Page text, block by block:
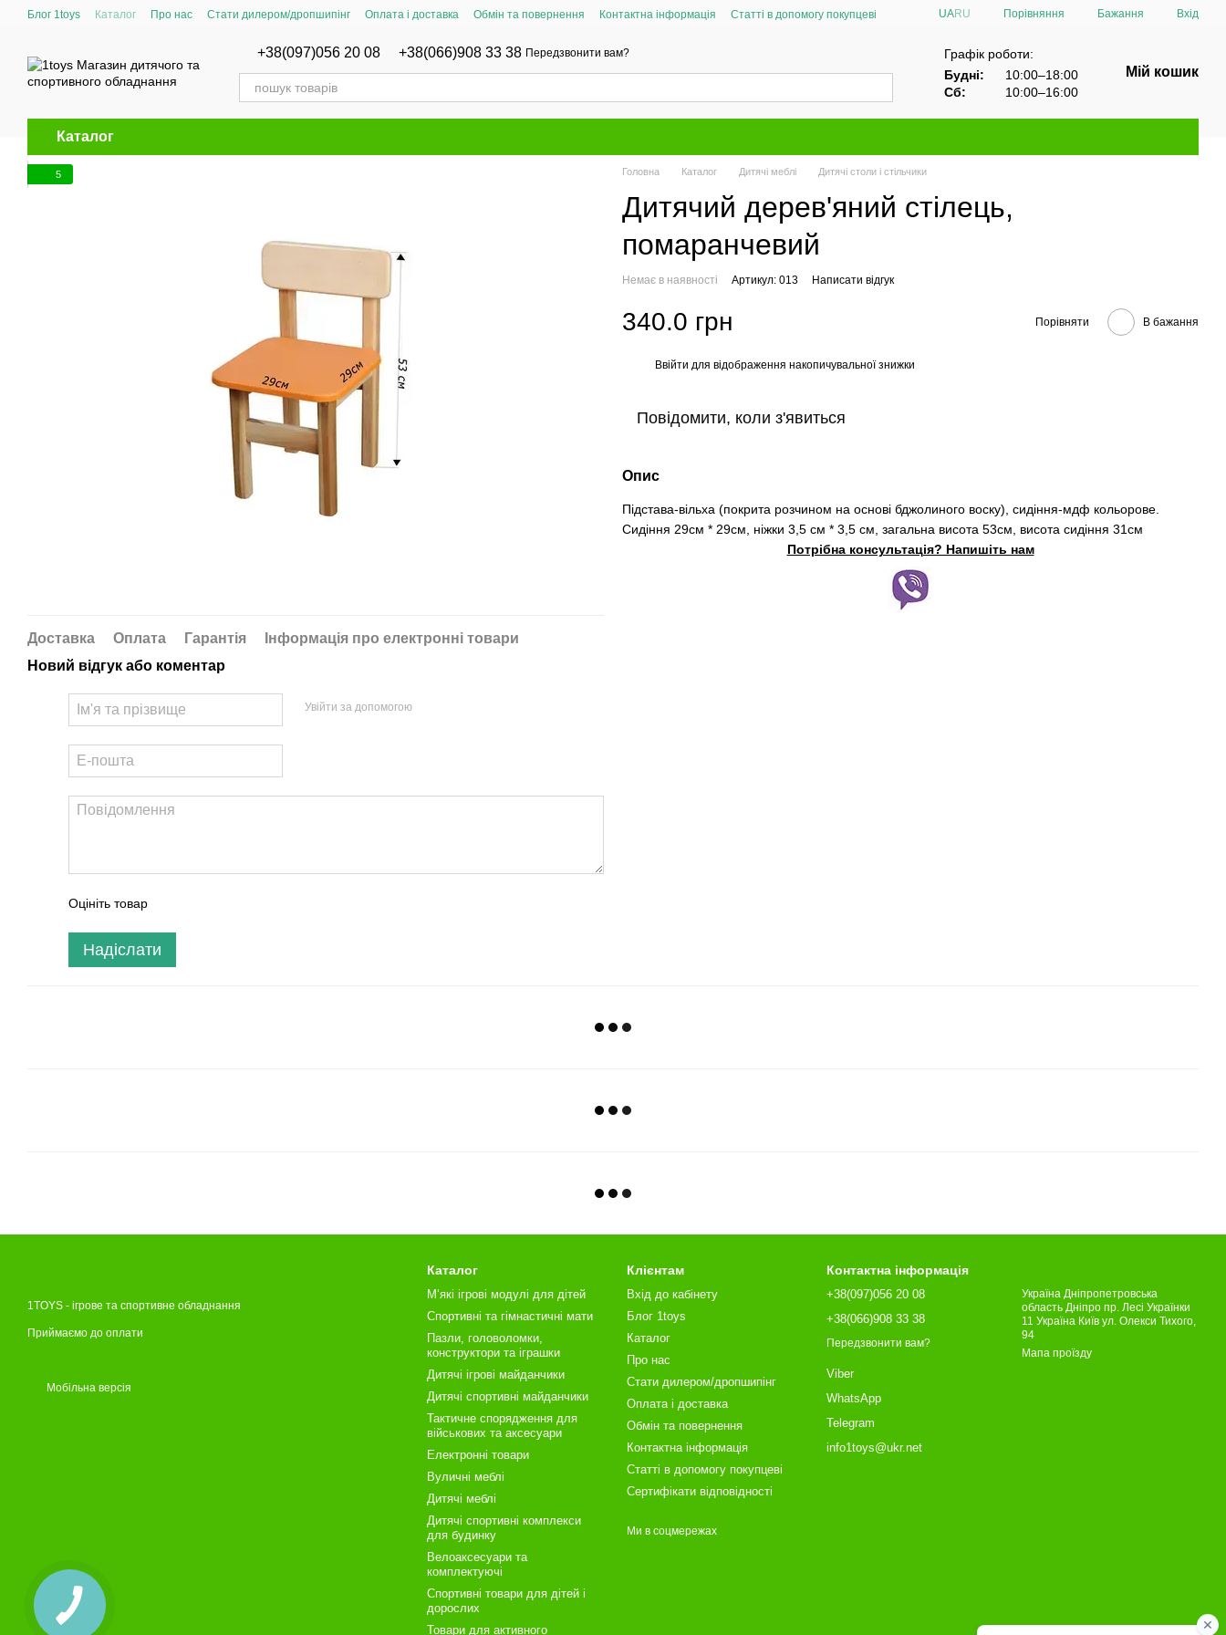
Перейти до основного контенту
Блог 1toys Каталог Про нас Стати дилером/дропшипінг Оплата і доставка Обмін та повернення Контактна інформація
Статті в допомогу покупцеві
UARU Порівняння Бажання Вхід
+38(097)056 20 08 +38(066)908 33 38 Передзвонити вам?
Графік роботи:
Будні:
10:00–18:00
Сб:
10:00–16:00
Мій кошик
Каталог
5
Доставка Оплата Гарантія
Інформація про електронні товари
Новий відгук або коментар
Увійти за допомогою
Оцініть товар
Надіслати
Головна Каталог Дитячі меблі Дитячі столи і стільчики
Дитячий дерев'яний стілець,
помаранчевий
Немає в наявності Артикул: 013 Написати відгук
340.0 грн Порівняти В бажання
Ввійти для відображення накопичувальної знижки
Повідомити, коли з'явиться
Опис
Підстава-вільха (покрита розчином на основі бджолиного воску), сидіння-мдф кольорове.
Сидіння 29см * 29см, ніжки 3,5 см * 3,5 см, загальна висота 53см, висота сидіння 31см
Потрібна консультація? Напишіть нам
1TOYS - ігрове та спортивне обладнання
Приймаємо до оплати
Мобільна версія
Каталог
М‘які ігрові модулі для дітей
Спортивні та гімнастичні мати
Пазли, головоломки,
конструктори та іграшки
Дитячі ігрові майданчики
Дитячі спортивні майданчики
Тактичне спорядження для
військових та аксесуари
Електронні товари
Вуличні меблі
Дитячі меблі
Дитячі спортивні комплекси
для будинку
Велоаксесуари та
комплектуючі
Спортивні товари для дітей і
дорослих
Товари для активного
Клієнтам
Вхід до кабінету
Блог 1toys
Каталог
Про нас
Стати дилером/дропшипінг
Оплата і доставка
Обмін та повернення
Контактна інформація
Статті в допомогу покупцеві
Сертифікати відповідності
Ми в соцмережах
Контактна інформація
+38(097)056 20 08
+38(066)908 33 38
Передзвонити вам?
Viber
WhatsApp
Telegram
info1toys@ukr.net
Україна Дніпропетровська
область Дніпро пр. Лесі Українки
11 Україна Київ ул. Олекси Тихого,
94
Мапа проїзду